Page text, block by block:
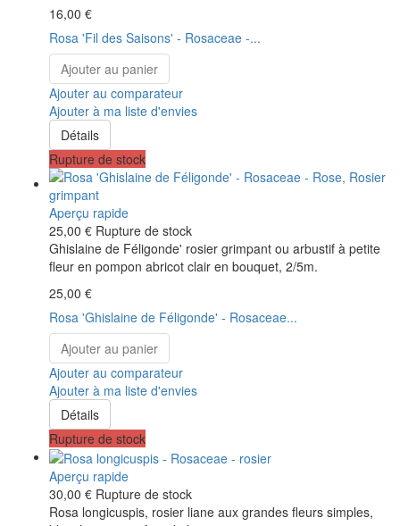
16,00 €
Rosa 'Fil des Saisons' - Rosaceae -...
Ajouter au panier
Ajouter au comparateur
Ajouter à ma liste d'envies
Détails
Rupture de stock
Aperçu rapide
25,00 € Rupture de stock
Ghislaine de Féligonde' rosier grimpant ou arbustif à petite
fleur en pompon abricot clair en bouquet, 2/5m.
25,00 €
Rosa 'Ghislaine de Féligonde' - Rosaceae...
Ajouter au panier
Ajouter au comparateur
Ajouter à ma liste d'envies
Détails
Rupture de stock
Aperçu rapide
30,00 € Rupture de stock
Rosa longicuspis, rosier liane aux grandes fleurs simples,